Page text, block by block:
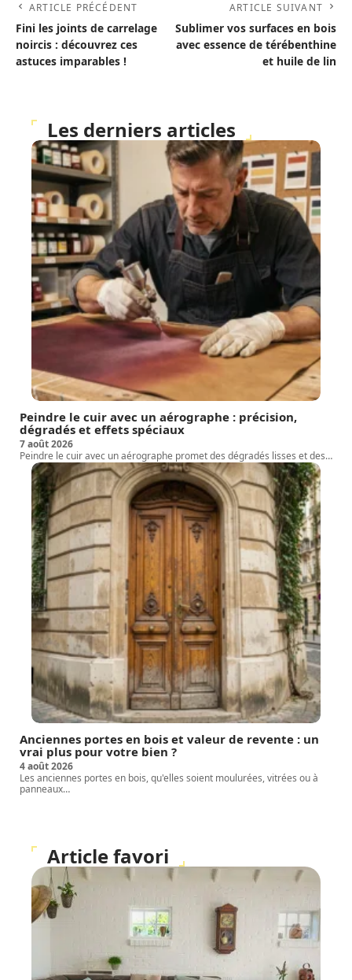
ARTICLE PRÉCÉDENT
Fini les joints de carrelage
noircis : découvrez ces
astuces imparables !
ARTICLE SUIVANT
Sublimer vos surfaces en bois
avec essence de térébenthine
et huile de lin
Les derniers articles
Peindre le cuir avec un aérographe : précision,
dégradés et effets spéciaux
7 août 2026
Peindre le cuir avec un aérographe promet des dégradés lisses et des…
Anciennes portes en bois et valeur de revente : un
vrai plus pour votre bien ?
4 août 2026
Les anciennes portes en bois, qu'elles soient moulurées, vitrées ou à
panneaux…
Article favori